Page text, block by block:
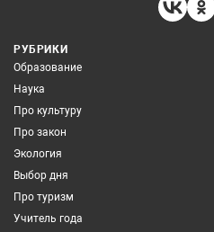
РУБРИКИ
Образование
Наука
Про культуру
Про закон
Экология
Выбор дня
Про туризм
Учитель года